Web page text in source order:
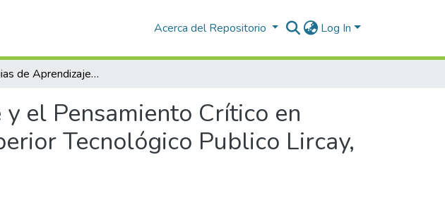
Acerca del Repositorio Log In
Estrategias de Aprendizaje y el Pensamiento Crítico en Alumnos del Instituto de Educación superior Tecnológico Publico Lircay, 2025
el Pensamiento Crítico en
Tecnológico Publico Lircay,